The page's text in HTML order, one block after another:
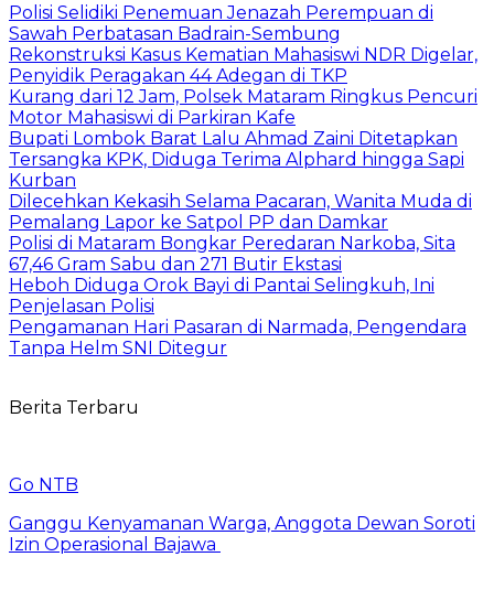
Polisi Selidiki Penemuan Jenazah Perempuan di
Sawah Perbatasan Badrain-Sembung
Rekonstruksi Kasus Kematian Mahasiswi NDR Digelar,
Penyidik Peragakan 44 Adegan di TKP
Kurang dari 12 Jam, Polsek Mataram Ringkus Pencuri
Motor Mahasiswi di Parkiran Kafe
Bupati Lombok Barat Lalu Ahmad Zaini Ditetapkan
Tersangka KPK, Diduga Terima Alphard hingga Sapi
Kurban
Dilecehkan Kekasih Selama Pacaran, Wanita Muda di
Pemalang Lapor ke Satpol PP dan Damkar
Polisi di Mataram Bongkar Peredaran Narkoba, Sita
67,46 Gram Sabu dan 271 Butir Ekstasi
Heboh Diduga Orok Bayi di Pantai Selingkuh, Ini
Penjelasan Polisi
Pengamanan Hari Pasaran di Narmada, Pengendara
Tanpa Helm SNI Ditegur
Berita Terbaru
Go NTB
Ganggu Kenyamanan Warga, Anggota Dewan Soroti
Izin Operasional Bajawa